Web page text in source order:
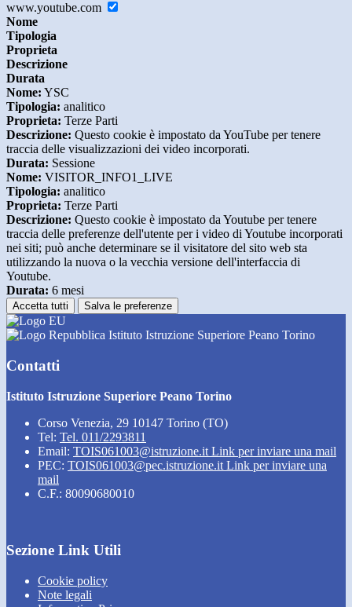
www.youtube.com
Nome
Tipologia
Proprieta
Descrizione
Durata
Nome: YSC
Tipologia: analitico
Proprieta: Terze Parti
Descrizione: Questo cookie è impostato da YouTube per tenere
traccia delle visualizzazioni dei video incorporati.
Durata: Sessione
Nome: VISITOR_INFO1_LIVE
Tipologia: analitico
Proprieta: Terze Parti
Descrizione: Questo cookie è impostato da Youtube per tenere
traccia delle preferenze dell'utente per i video di Youtube incorporati
nei siti; può anche determinare se il visitatore del sito web sta
utilizzando la nuova o la vecchia versione dell'interfaccia di
Youtube.
Durata: 6 mesi
Accetta tutti Salva le preferenze
Istituto Istruzione Superiore Peano Torino
Contatti
Istituto Istruzione Superiore Peano Torino
Corso Venezia, 29 10147 Torino (TO)
Tel: Tel. 011/2293811
Email: TOIS061003@istruzione.it Link per inviare una mail
PEC: TOIS061003@pec.istruzione.it Link per inviare una
mail
C.F.: 80090680010
Sezione Link Utili
Cookie policy
Note legali